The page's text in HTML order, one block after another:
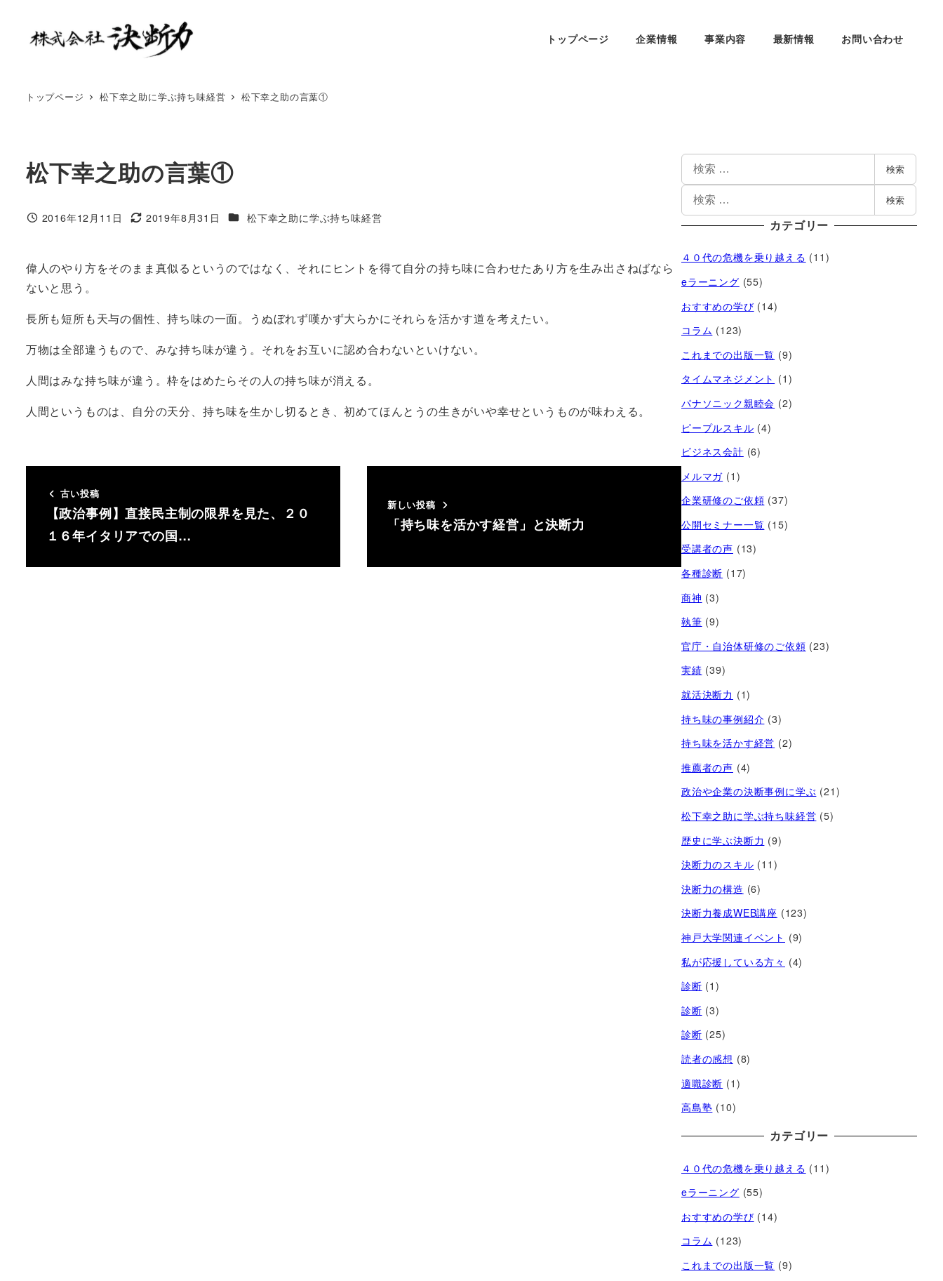
トップページ 企業情報 事業内容 最新情報 お問い合わせ
トップページ 松下幸之助に学ぶ持ち味経営 松下幸之助の言葉①
松下幸之助の言葉①
2016年12月11日 2019年8月31日 松下幸之助に学ぶ持ち味経営
偉人のやり方をそのまま真似るというのではなく、それにヒントを得て自分の持ち味に合わせたあり方を生み出さねばなら
ないと思う。
長所も短所も天与の個性、持ち味の一面。うぬぼれず嘆かず大らかにそれらを活かす道を考えたい。
万物は全部違うもので、みな持ち味が違う。それをお互いに認め合わないといけない。
人間はみな持ち味が違う。枠をはめたらその人の持ち味が消える。
人間というものは、自分の天分、持ち味を生かし切るとき、初めてほんとうの生きがいや幸せというものが味わえる。
古い投稿
【政治事例】直接民主制の限界を見た、２０
１６年イタリアでの国…
新しい投稿
「持ち味を活かす経営」と決断力
検索
検索
カテゴリー
４０代の危機を乗り越える (11)
eラーニング (55)
おすすめの学び (14)
コラム (123)
これまでの出版一覧 (9)
タイムマネジメント (1)
パナソニック親睦会 (2)
ピープルスキル (4)
ビジネス会計 (6)
メルマガ (1)
企業研修のご依頼 (37)
公開セミナー一覧 (15)
受講者の声 (13)
各種診断 (17)
商神 (3)
執筆 (9)
官庁・自治体研修のご依頼 (23)
実績 (39)
就活決断力 (1)
持ち味の事例紹介 (3)
持ち味を活かす経営​ (2)
推薦者の声 (4)
政治や企業の決断事例に学ぶ (21)
松下幸之助に学ぶ持ち味経営 (5)
歴史に学ぶ決断力 (9)
決断力のスキル (11)
決断力の構造 (6)
決断力養成WEB講座 (123)
神戸大学関連イベント (9)
私が応援している方々 (4)
診断 (1)
診断 (3)
診断 (25)
読者の感想 (8)
適職診断 (1)
高島塾 (10)
カテゴリー
４０代の危機を乗り越える (11)
eラーニング (55)
おすすめの学び (14)
コラム (123)
これまでの出版一覧 (9)